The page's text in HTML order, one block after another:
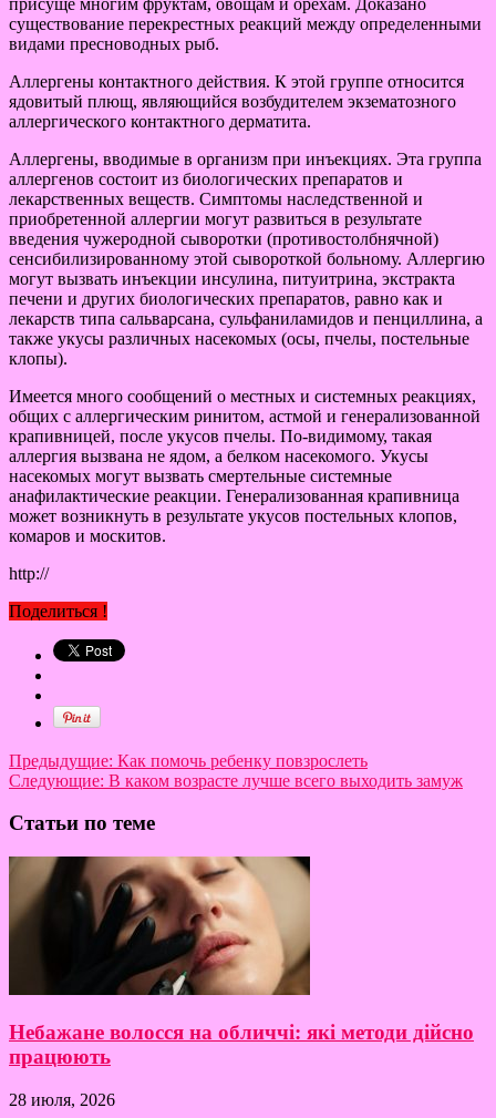
существование перекрестных реакций между определенными
видами пресноводных рыб.
Аллергены контактного действия. К этой группе относится
ядовитый плющ, являющийся возбудителем экзематозного
аллергического контактного дерматита.
Аллергены, вводимые в организм при инъекциях. Эта группа
аллергенов состоит из биологических препаратов и
лекарственных веществ. Симптомы наследственной и
приобретенной аллергии могут развиться в результате
введения чужеродной сыворотки (противостолбнячной)
сенсибилизированному этой сывороткой больному. Аллергию
могут вызвать инъекции инсулина, питуитрина, экстракта
печени и других биологических препаратов, равно как и
лекарств типа сальварсана, сульфаниламидов и пенциллина, а
также укусы различных насекомых (осы, пчелы, постельные
клопы).
Имеется много сообщений о местных и системных реакциях,
общих с аллергическим ринитом, астмой и генерализованной
крапивницей, после укусов пчелы. По-видимому, такая
аллергия вызвана не ядом, а белком насекомого. Укусы
насекомых могут вызвать смертельные системные
анафилактические реакции. Генерализованная крапивница
может возникнуть в результате укусов постельных клопов,
комаров и москитов.
http://
Поделиться !
Предыдущие: Как помочь ребенку повзрослеть
Следующие: В каком возрасте лучше всего выходить замуж
Статьи по теме
Небажане волосся на обличчі: які методи дійсно
працюють
28 июля, 2026